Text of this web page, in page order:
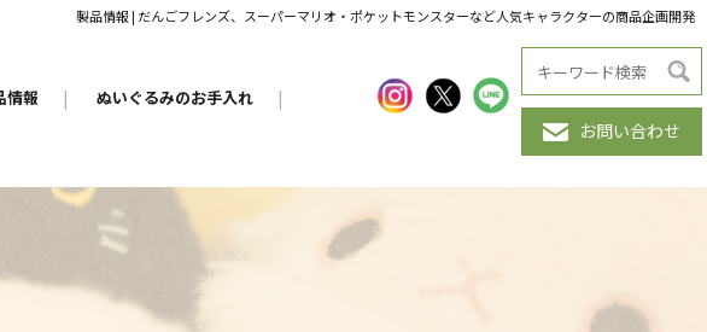
製品情報 | だんごフレンズ、スーパーマリオ・ポケットモンスターなど人気キャラクターの商品企画開発
情報 | ぬいぐるみのお手入れ |
お問い合わせ